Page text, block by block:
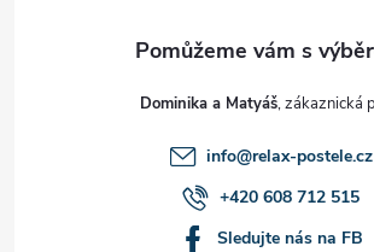
Dominika a Matyáš
info@relax-postele.cz
+420 608 712 515
Sledujte nás na FB